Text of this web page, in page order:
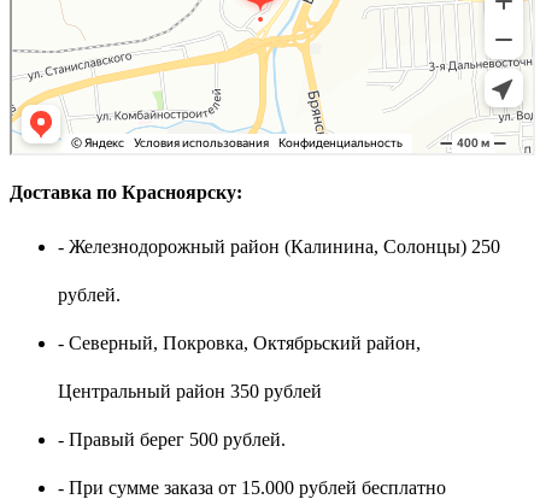
Доставка по Красноярску:
- Железнодорожный район (Калинина, Солонцы) 250
рублей.
- Северный, Покровка, Октябрьский район,
Центральный район 350 рублей
- Правый берег 500 рублей.
- При сумме заказа от 15.000 рублей бесплатно